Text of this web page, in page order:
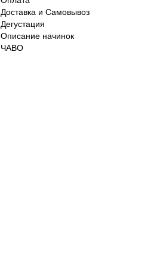
Доставка и Самовывоз
Дегустация
Описание начинок
ЧАВО